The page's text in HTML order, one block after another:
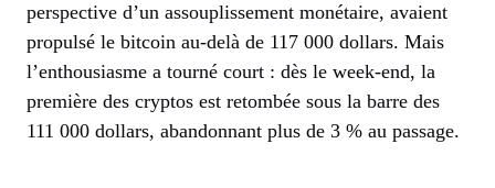
perspective d’un assouplissement monétaire, avaient
propulsé le bitcoin au-delà de 117 000 dollars. Mais
l’enthousiasme a tourné court : dès le week-end, la
première des cryptos est retombée sous la barre des
111 000 dollars, abandonnant plus de 3 % au passage.